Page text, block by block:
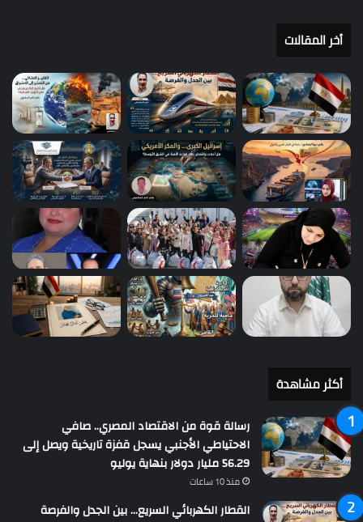
أخر المقالات
أكثر مشاهدة
رسالة قوة من الاقتصاد المصري.. صافي
الاحتياطي الأجنبي يسجل قفزة تاريخية ويصل إلى
56.29 مليار دولار بنهاية يوليو
منذ 10 ساعات
القطار الكهربائي السريع… بين الجدل والفرصة